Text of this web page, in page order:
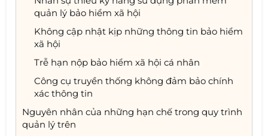
quản lý bảo hiểm xã hội
Không cập nhật kịp những thông tin bảo hiểm
xã hội
Trễ hạn nộp bảo hiểm xã hội cá nhân
Công cụ truyền thống không đảm bảo chính
xác thông tin
Nguyên nhân của những hạn chế trong quy trình
quản lý trên